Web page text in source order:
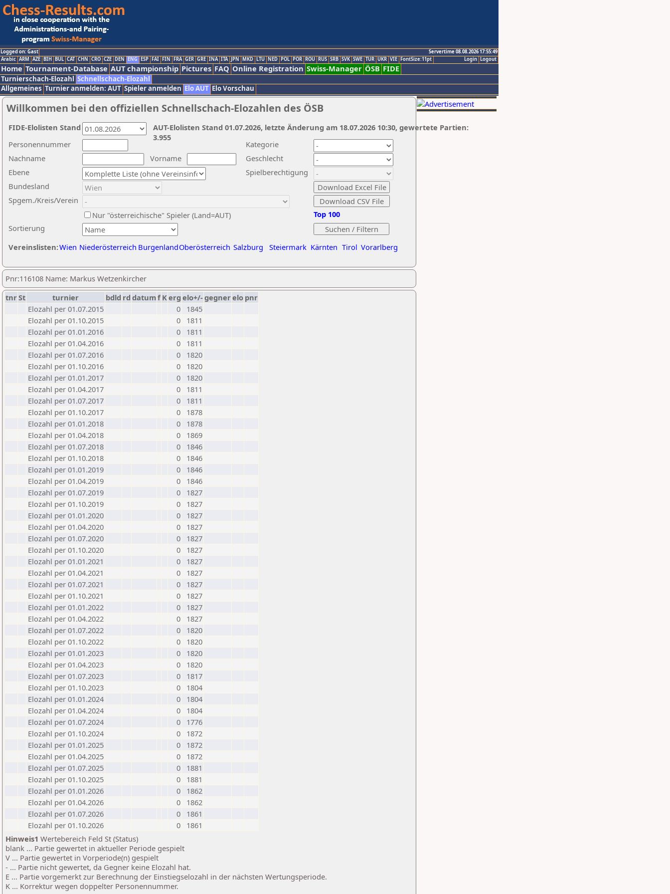
Logged on: Gast
Servertime 08.08.2026 17:55:49
Logout
Login
Arabic ARM AZE BIH BUL CAT CHN CRO CZE DEN ENG ESP FAI FIN FRA GER GRE INA ITA JPN MKD LTU NED POL POR ROU RUS SRB SVK SWE TUR UKR VIE FontSize:11pt
Home Tournament-Database AUT championship Pictures FAQ Online Registration Swiss-Manager ÖSB FIDE
Turnierschach-Elozahl Schnellschach-Elozahl
Allgemeines Turnier anmelden: AUT Spieler anmelden Elo AUT Elo Vorschau
Willkommen bei den offiziellen Schnellschach-Elozahlen des ÖSB
Nachname
Vorname
Ebene
Kategorie
Sortierung
Personennummer
Bundesland
Spgem./Kreis/Verein
Geschlecht
Nur "österreichische" Spieler (Land=AUT)
Spielberechtigung
Vereinslisten:Wien Niederösterreich BurgenlandOberösterreich Salzburg Steiermark Kärnten Tirol Vorarlberg
Top 100
AUT-Elolisten Stand 01.07.2026, letzte Änderung am 18.07.2026 10:30, gewertete Partien:
3.955
FIDE-Elolisten Stand
Pnr:116108 Name: Markus Wetzenkircher
tnrSt turnier bdld rd datumf Kerg elo+/-gegnerelo pnr
Elozahl per 01.07.2015
0
1845
Elozahl per 01.10.2015
0
1811
Elozahl per 01.01.2016
0
1811
Elozahl per 01.04.2016
0
1811
Elozahl per 01.07.2016
0
1820
Elozahl per 01.10.2016
0
1820
Elozahl per 01.01.2017
0
1820
Elozahl per 01.04.2017
0
1811
Elozahl per 01.07.2017
0
1811
Elozahl per 01.10.2017
0
1878
Elozahl per 01.01.2018
0
1878
Elozahl per 01.04.2018
0
1869
Elozahl per 01.07.2018
0
1846
Elozahl per 01.10.2018
0
1846
Elozahl per 01.01.2019
0
1846
Elozahl per 01.04.2019
0
1846
Elozahl per 01.07.2019
0
1827
Elozahl per 01.10.2019
0
1827
Elozahl per 01.01.2020
0
1827
Elozahl per 01.04.2020
0
1827
Elozahl per 01.07.2020
0
1827
Elozahl per 01.10.2020
0
1827
Elozahl per 01.01.2021
0
1827
Elozahl per 01.04.2021
0
1827
Elozahl per 01.07.2021
0
1827
Elozahl per 01.10.2021
0
1827
Elozahl per 01.01.2022
0
1827
Elozahl per 01.04.2022
0
1827
Elozahl per 01.07.2022
0
1820
Elozahl per 01.10.2022
0
1820
Elozahl per 01.01.2023
0
1820
Elozahl per 01.04.2023
0
1820
Elozahl per 01.07.2023
0
1817
Elozahl per 01.10.2023
0
1804
Elozahl per 01.01.2024
0
1804
Elozahl per 01.04.2024
0
1804
Elozahl per 01.07.2024
0
1776
Elozahl per 01.10.2024
0
1872
Elozahl per 01.01.2025
0
1872
Elozahl per 01.04.2025
0
1872
Elozahl per 01.07.2025
0
1881
Elozahl per 01.10.2025
0
1881
Elozahl per 01.01.2026
0
1862
Elozahl per 01.04.2026
0
1862
Elozahl per 01.07.2026
0
1861
Elozahl per 01.10.2026
0
1861
Hinweis1 Wertebereich Feld St (Status)
blank ... Partie gewertet in aktueller Periode gespielt
V ... Partie gewertet in Vorperiode(n) gespielt
- ... Partie nicht gewertet, da Gegner keine Elozahl hat.
E ... Partie vorgemerkt zur Berechnung der Einstiegselozahl in der nächsten Wertungsperiode.
K ... Korrektur wegen doppelter Personennummer.